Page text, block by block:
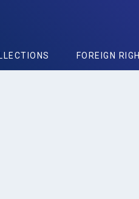
FOREIGN